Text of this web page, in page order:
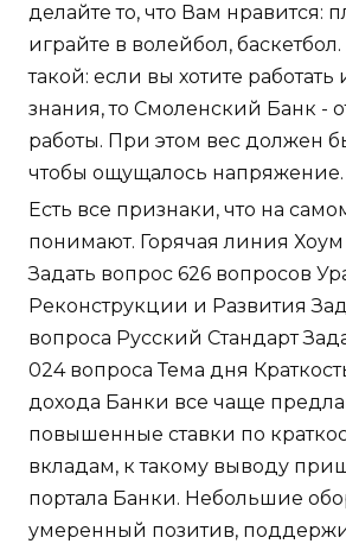
делайте то, что Вам нравится:
играйте в волейбол,
такой: если вы хотите работать
знания, то Смоленский Банк -
работы. При этом вес должен
чтобы ощущалось напряжение.
Есть все признаки, что на
понимают. Горячая линия
Задать вопрос 626 вопросов
Реконструкции и Развития
вопроса Русский Стандарт
024 вопроса Тема дня
дохода Банки все чаще
повышенные ставки по
вкладам, к такому выводу
портала Банки. Небольшие
умеренный позитив,